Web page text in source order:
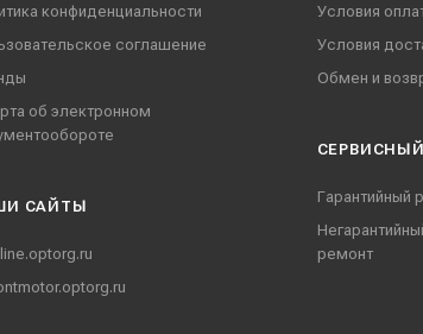
конфиденциальности
соглашение
об электронном
CАЙТЫ
Условия
Условия
Обмен и
Гарантийный
ремонт